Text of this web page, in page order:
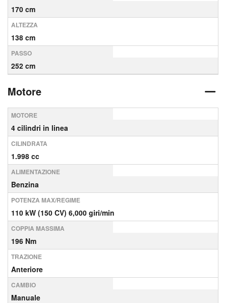
170 cm
ALTEZZA
138 cm
PASSO
252 cm
Motore
MOTORE
4 cilindri in linea
CILINDRATA
1.998 cc
ALIMENTAZIONE
Benzina
POTENZA MAX/REGIME
110 kW (150 CV) 6,000 giri/min
COPPIA MASSIMA
196 Nm
TRAZIONE
Anteriore
CAMBIO
Manuale